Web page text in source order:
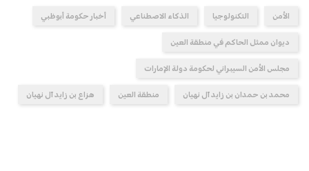
الأمن التكنولوجيا الذكاء الاصطناعي أخبار حكومة أبوظبي
ديوان ممثل الحاكم في منطقة العين
مجلس الأمن السيبراني لحكومة دولة الإمارات
محمد بن حمدان بن زايد آل نهيان منطقة العين هزاع بن زايد آل نهيان